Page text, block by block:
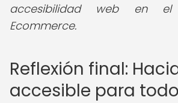
accesibilidad web en
Ecommerce.
Reflexión final:
accesible para